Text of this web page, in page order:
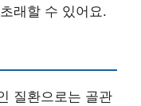
래할 수 있어요.
질환으로는 골관